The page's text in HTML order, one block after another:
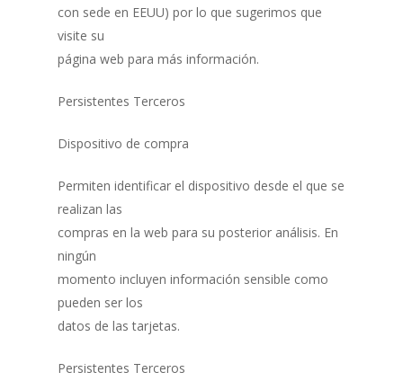
con sede en EEUU) por lo que sugerimos que
visite su
página web para más información.
Persistentes Terceros
Dispositivo de compra
Permiten identificar el dispositivo desde el que se
realizan las
compras en la web para su posterior análisis. En
ningún
momento incluyen información sensible como
pueden ser los
datos de las tarjetas.
Persistentes Terceros